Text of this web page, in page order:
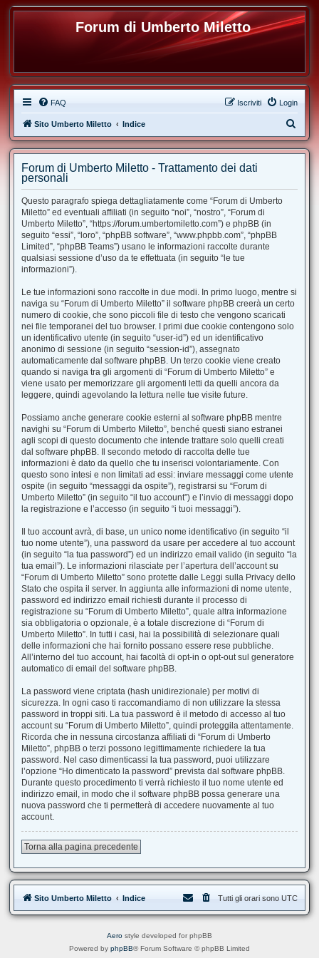
Forum di Umberto Miletto
FAQ Login
Iscriviti
Sito Umberto Miletto Indice
e
a
Forum di Umberto Miletto - Trattamento dei dati
personali
Questo paragrafo spiega dettagliatamente come “Forum di Umberto
Miletto” ed eventuali affiliati (in seguito “noi”, “nostro”, “Forum di
Umberto Miletto”, “https://forum.umbertomiletto.com”) e phpBB (in
seguito “essi”, “loro”, “phpBB software”, “www.phpbb.com”, “phpBB
Limited”, “phpBB Teams”) usano le informazioni raccolte durante
qualsiasi sessione d’uso da te effettuata (in seguito “le tue
informazioni”).
Le tue informazioni sono raccolte in due modi. In primo luogo, mentre si
naviga su “Forum di Umberto Miletto” il software phpBB creerà un certo
numero di cookie, che sono piccoli file di testo che vengono scaricati
nei file temporanei del tuo browser. I primi due cookie contengono solo
un identificativo utente (in seguito “user-id”) ed un identificativo
anonimo di sessione (in seguito “session-id”), assegnato
automaticamente dal software phpBB. Un terzo cookie viene creato
quando si naviga tra gli argomenti di “Forum di Umberto Miletto” e
viene usato per memorizzare gli argomenti letti da quelli ancora da
leggere, quindi agevolando la lettura nelle tue visite future.
Possiamo anche generare cookie esterni al software phpBB mentre
navighi su “Forum di Umberto Miletto”, benché questi siano estranei
agli scopi di questo documento che intende trattare solo quelli creati
dal software phpBB. Il secondo metodo di raccolta delle tue
informazioni è dato da quello che tu inserisci volontariamente. Con
questo sono intesi e non limitati ad essi: inviare messaggi come utente
ospite (in seguito “messaggi da ospite”), registrarsi su “Forum di
Umberto Miletto” (in seguito “il tuo account”) e l’invio di messaggi dopo
la registrazione e l’accesso (in seguito “i tuoi messaggi”).
Il tuo account avrà, di base, un unico nome identificativo (in seguito “il
tuo nome utente”), una password da usare per accedere al tuo account
(in seguito “la tua password”) ed un indirizzo email valido (in seguito “la
tua email”). Le informazioni rilasciate per l’apertura dell’account su
“Forum di Umberto Miletto” sono protette dalle Leggi sulla Privacy dello
Stato che ospita il server. In aggiunta alle informazioni di nome utente,
password ed indirizzo email richiesti durante il processo di
registrazione su “Forum di Umberto Miletto”, quale altra informazione
sia obbligatoria o opzionale, è a totale discrezione di “Forum di
Umberto Miletto”. In tutti i casi, hai la possibilità di selezionare quali
delle informazioni che hai fornito possano essere rese pubbliche.
All’interno del tuo account, hai facoltà di opt-in o opt-out sul generatore
automatico di email del software phpBB.
La password viene criptata (hash unidirezionale) per motivi di
sicurezza. In ogni caso ti raccomandiamo di non utilizzare la stessa
password in troppi siti. La tua password è il metodo di accesso al tuo
account su “Forum di Umberto Miletto”, quindi proteggila attentamente.
Ricorda che in nessuna circostanza affiliati di “Forum di Umberto
Miletto”, phpBB o terzi possono legittimamente richiedere la tua
password. Nel caso dimenticassi la tua password, puoi utilizzare
l’opzione “Ho dimenticato la password” prevista dal software phpBB.
Durante questo procedimento ti verrà richiesto il tuo nome utente ed
indirizzo email, in modo che il software phpBB possa generare una
nuova password che ti permetterà di accedere nuovamente al tuo
account.
Torna alla pagina precedente
Sito Umberto Miletto Indice Tutti gli orari sono UTC
Aero style developed for phpBB
Powered by phpBB® Forum Software © phpBB Limited